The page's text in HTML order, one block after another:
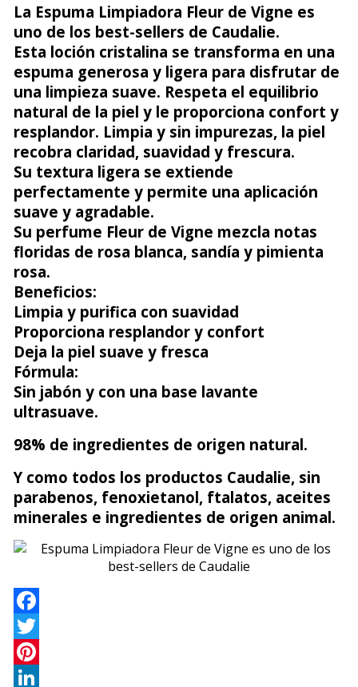
La Espuma Limpiadora Fleur de Vigne es
uno de los best-sellers de Caudalie.
Esta loción cristalina se transforma en una
espuma generosa y ligera para disfrutar de
una limpieza suave. Respeta el equilibrio
natural de la piel y le proporciona confort y
resplandor. Limpia y sin impurezas, la piel
recobra claridad, suavidad y frescura.
Su textura ligera se extiende
perfectamente y permite una aplicación
suave y agradable.
Su perfume Fleur de Vigne mezcla notas
floridas de rosa blanca, sandía y pimienta
rosa.
Beneficios:
Limpia y purifica con suavidad
Proporciona resplandor y confort
Deja la piel suave y fresca
Fórmula:
Sin jabón y con una base lavante
ultrasuave.
98% de ingredientes de origen natural.
Y como todos los productos Caudalie, sin
parabenos, fenoxietanol, ftalatos, aceites
minerales e ingredientes de origen animal.
Facebook
Twitter
Pinterest